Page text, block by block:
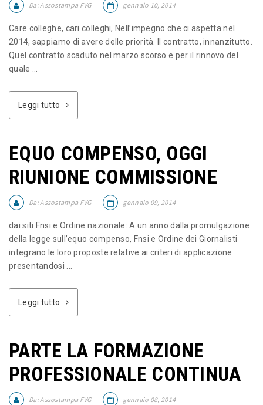
Da:Assostampa FVG gennaio 10, 2014
Care colleghe, cari colleghi, Nell’impegno che ci aspetta nel
2014, sappiamo di avere delle priorità. Il contratto, innanzitutto.
Quel contratto scaduto nel marzo scorso e per il rinnovo del
quale ...
Leggi tutto
EQUO COMPENSO, OGGI
RIUNIONE COMMISSIONE
Da:Assostampa FVG gennaio 09, 2014
dai siti Fnsi e Ordine nazionale: A un anno dalla promulgazione
della legge sull’equo compenso, Fnsi e Ordine dei Giornalisti
integrano le loro proposte relative ai criteri di applicazione
presentandosi ...
Leggi tutto
PARTE LA FORMAZIONE
PROFESSIONALE CONTINUA
Da:Assostampa FVG gennaio 08, 2014